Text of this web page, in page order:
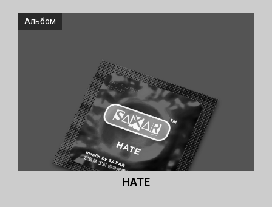
Альбом
НАТЕ